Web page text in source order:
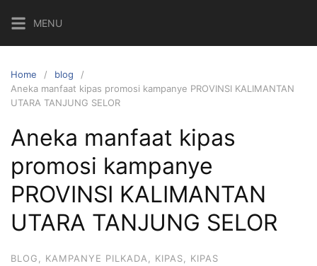
content
MENU
Home
blog
Aneka manfaat kipas promosi kampanye PROVINSI KALIMANTAN
UTARA TANJUNG SELOR
Aneka manfaat kipas
promosi kampanye
PROVINSI KALIMANTAN
UTARA TANJUNG SELOR
BLOG KAMPANYE PILKADA KIPAS
KIPAS